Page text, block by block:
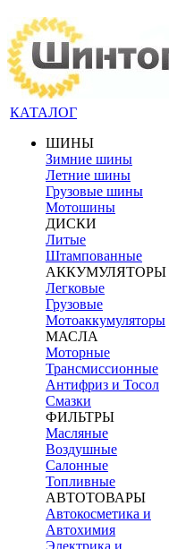
КАТАЛОГ
ШИНЫ
Зимние шины
Летние шины
Грузовые шины
Мотошины
ДИСКИ
Литые
Штампованные
АККУМУЛЯТОРЫ
Легковые
Грузовые
Мотоаккумуляторы
МАСЛА
Моторные
Трансмиссионные
Антифриз и Тосол
Смазки
ФИЛЬТРЫ
Масляные
Воздушные
Салонные
Топливные
АВТОТОВАРЫ
Автокосметика и
Автохимия
Электрика и